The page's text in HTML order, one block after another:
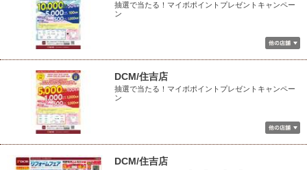
抽選で当たる！マイボポイントプレゼントキャンペー
ン
DCM/住吉店
抽選で当たる！マイボポイントプレゼントキャンペー
ン
DCM/住吉店